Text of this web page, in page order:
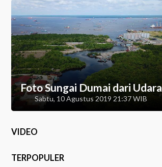
Foto Sungai Dumai dari Udara
Sabtu, 10 Agustus 2019 21:37 WIB
VIDEO
TERPOPULER